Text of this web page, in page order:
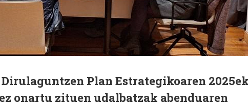
Plan Estrategikoaren
onartu zituen udalbatzak abenduaren